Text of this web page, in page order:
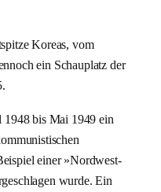
Koreas, vom
ein Schauplatz der
bis Mai 1949 ein
einer »Nordwest-
wurde. Ein